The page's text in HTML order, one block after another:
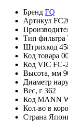
Бренд FQ
Артикул
Тип фильтра
Штрихкод
Код товара
Код VIC FC-
Высота, мм
Диаметр
Вес, г 362
Код MANN
Кол-во в
Страна